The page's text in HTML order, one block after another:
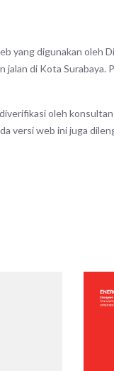
yang digunakan oleh
di Kota Surabaya.
oleh
versi web ini juga